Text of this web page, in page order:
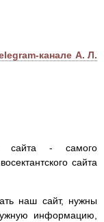
канале А. Л.
сайта - самого
сайта
наш сайт, нужны
информацию,